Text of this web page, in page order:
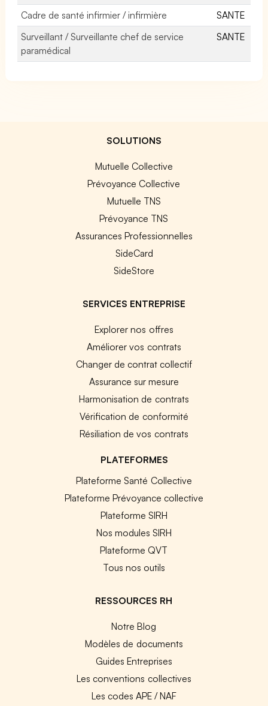
Cadre de santé infirmier / infirmière
SANTE
Surveillant / Surveillante chef de service
paramédical
SANTE
SOLUTIONS
Mutuelle Collective
Prévoyance Collective
Mutuelle TNS
Prévoyance TNS
Assurances Professionnelles
SideCard
SideStore
SERVICES ENTREPRISE
Explorer nos offres
Améliorer vos contrats
Changer de contrat collectif
Assurance sur mesure
Harmonisation de contrats
Vérification de conformité
Résiliation de vos contrats
PLATEFORMES
Plateforme Santé Collective
Plateforme Prévoyance collective
Plateforme SIRH
Nos modules SIRH
Plateforme QVT
Tous nos outils
RESSOURCES RH
Notre Blog
Modèles de documents
Guides Entreprises
Les conventions collectives
Les codes APE / NAF